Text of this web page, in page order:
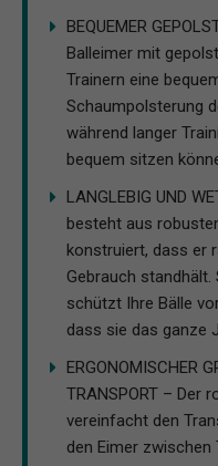
BEQUEMER
Balleimer mit
Trainern eine
Schaumpolsterung
während langer
bequem sitzen
LANGLEBIG UND
besteht aus
konstruiert, dass er
Gebrauch
schützt Ihre Bälle
dass sie das ganze
ERGONOMISCHER
TRANSPORT – Der
vereinfacht den
den Eimer zwischen